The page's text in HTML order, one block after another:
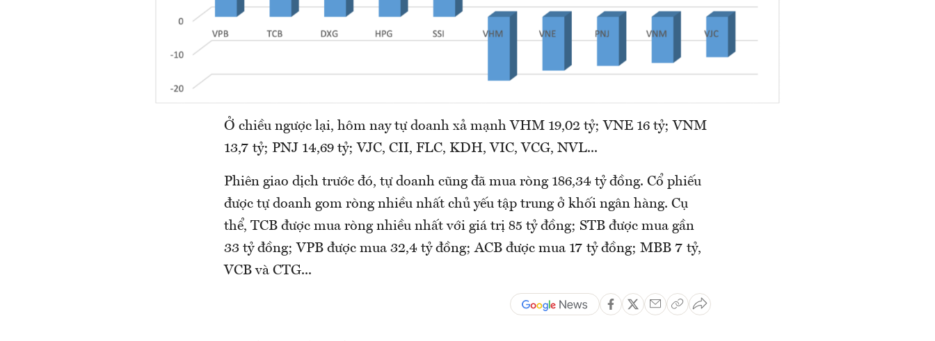
Ở chiều ngược lại, hôm nay tự doanh xả mạnh VHM 19,02 tỷ; VNE 16 tỷ; VNM
13,7 tỷ; PNJ 14,69 tỷ; VJC, CII, FLC, KDH, VIC, VCG, NVL...
Phiên giao dịch trước đó, tự doanh cũng đã mua ròng 186,34 tỷ đồng. Cổ phiếu
được tự doanh gom ròng nhiều nhất chủ yếu tập trung ở khối ngân hàng. Cụ
thể, TCB được mua ròng nhiều nhất với giá trị 85 tỷ đồng; STB được mua gần
33 tỷ đồng; VPB được mua 32,4 tỷ đồng; ACB được mua 17 tỷ đồng; MBB 7 tỷ,
VCB và CTG...